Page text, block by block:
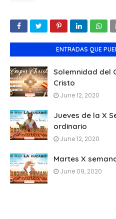
ENTRADAS QUE
Solemnidad del
Cristo
June 12, 2020
Jueves de la X
ordinario
June 12, 2020
Martes X
June 09, 2020